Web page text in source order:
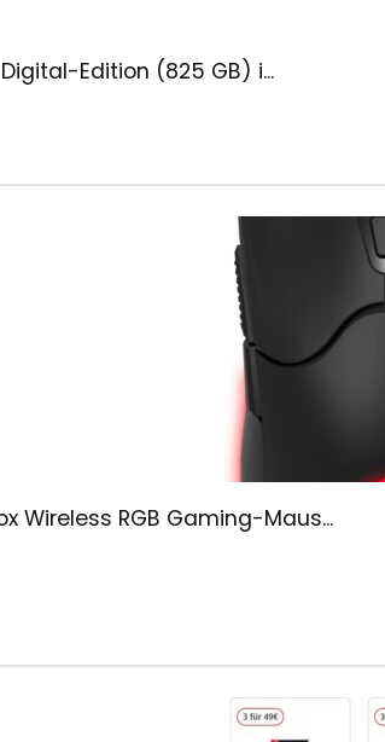
Edition (825 GB) i...
Wireless RGB Gaming-Maus...